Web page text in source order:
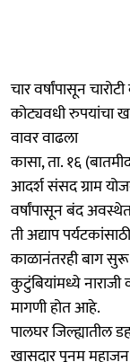
चार वर्षांपासून
कोट्यवधी रुपयांचा
वावर वाढला
कासा, ता. १६
आदर्श संसद ग्राम
वर्षांपासून बंद
ती अद्याप
काळानंतरही बाग सुरू
कुटुंबियांमध्ये
मागणी होत आहे.
पालघर जिल्ह्यातील
खासदार पूनम महाजन